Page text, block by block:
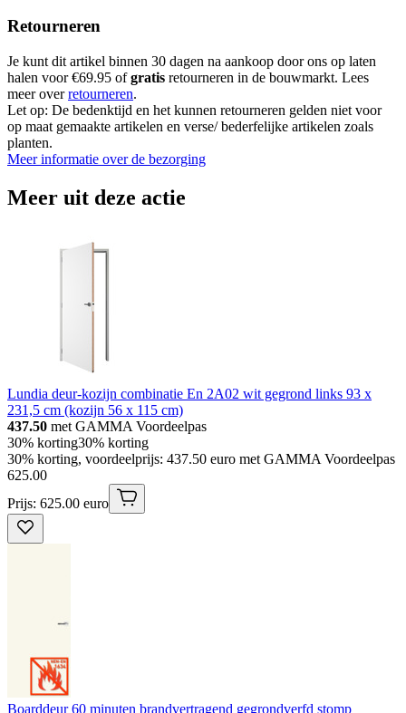
Retourneren
Je kunt dit artikel binnen 30 dagen na aankoop door ons op laten
halen voor €69.95 ofgratis retourneren in de bouwmarkt. Lees
meer overretourneren.
Let op: De bedenktijd en het kunnen retourneren gelden niet voor
op maat gemaakte artikelen en verse/ bederfelijke artikelen zoals
planten.
Meer informatie over de bezorging
Meer uit deze actie
Lundia deur-kozijn combinatie En 2A02 wit gegrond links 93 x
231,5 cm (kozijn 56 x 115 cm)
437.50 met GAMMA Voordeelpas
30% korting30% korting
30% korting, voordeelprijs: 437.50 euro met GAMMA Voordeelpas
625.00
Prijs: 625.00 euro
Boarddeur 60 minuten brandvertragend gegrondverfd stomp